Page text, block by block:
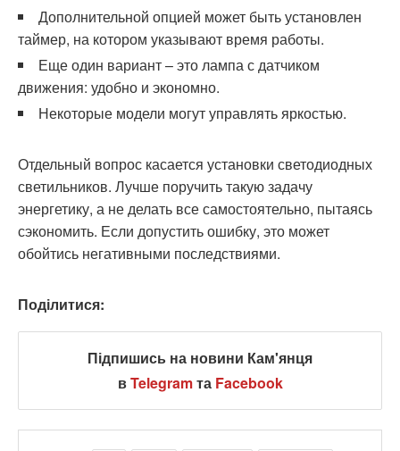
Дополнительной опцией может быть установлен
таймер, на котором указывают время работы.
Еще один вариант – это лампа с датчиком
движения: удобно и экономно.
Некоторые модели могут управлять яркостью.
Отдельный вопрос касается установки светодиодных
светильников. Лучше поручить такую ​​задачу
энергетику, а не делать все самостоятельно, пытаясь
сэкономить. Если допустить ошибку, это может
обойтись негативными последствиями.
Поділитися:
Підпишись на новини Кам'янця
вTelegramта Facebook